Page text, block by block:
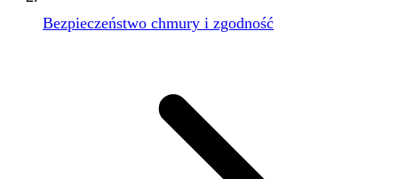
Bezpieczeństwo chmury i zgodność